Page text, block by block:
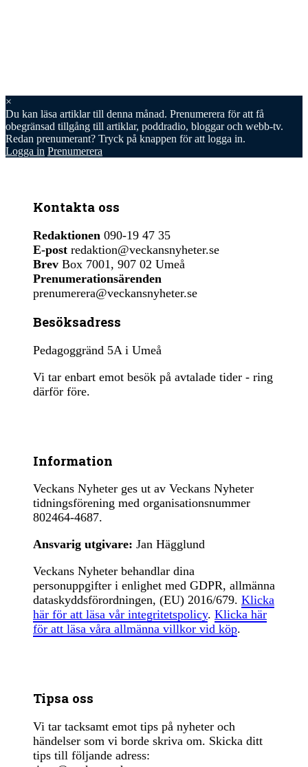
×
Du kan läsa artiklar till denna månad. Prenumerera för att få
obegränsad tillgång till artiklar, poddradio, bloggar och webb-tv.
Redan prenumerant? Tryck på knappen för att logga in.
Logga in Prenumerera
Kontakta oss
Redaktionen 090-19 47 35
E-post redaktion@veckansnyheter.se
Brev Box 7001, 907 02 Umeå
Prenumerationsärenden
prenumerera@veckansnyheter.se
Besöksadress
Pedagoggränd 5A i Umeå
Vi tar enbart emot besök på avtalade tider - ring
därför före.
Information
Veckans Nyheter ges ut av Veckans Nyheter
tidningsförening med organisationsnummer
802464-4687.
Ansvarig utgivare: Jan Hägglund
Veckans Nyheter behandlar dina
personuppgifter i enlighet med GDPR, allmänna
dataskyddsförordningen, (EU) 2016/679. Klicka
här för att läsa vår integritetspolicy. Klicka här
för att läsa våra allmänna villkor vid köp.
Tipsa oss
Vi tar tacksamt emot tips på nyheter och
händelser som vi borde skriva om. Skicka ditt
tips till följande adress: